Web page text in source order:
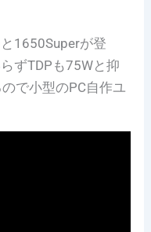
1650Superが登
ずTDPも75Wと抑
で小型のPC自作ユ